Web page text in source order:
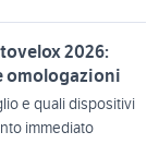
2026:
omologazioni
e quali dispositivi
immediato